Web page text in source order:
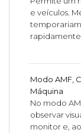
e veículos.
Modo AMF,
Máquina
No modo
observar
monitor e,